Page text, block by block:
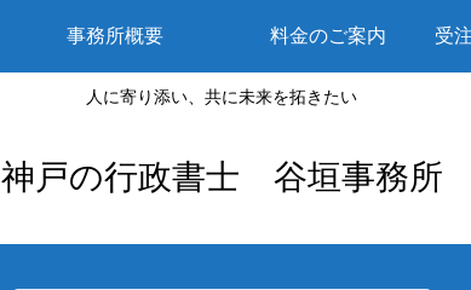
人に寄り添い、共に未来を拓きたい
神戸の行政書士 谷垣事務所
事務所概要 料金のご案内 受